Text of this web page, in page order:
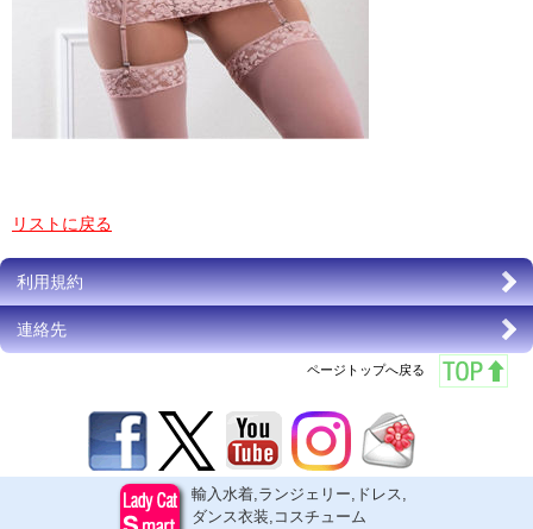
リストに戻る
利用規約
連絡先
ページトップへ戻る
輸入水着,ランジェリー,ドレス,
ダンス衣装,コスチューム